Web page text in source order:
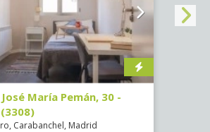
María Pemán, 30 -
Carabanchel, Madrid